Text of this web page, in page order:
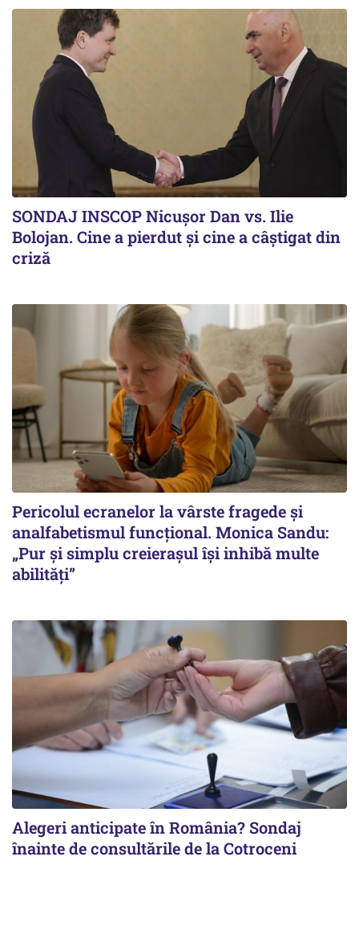
SONDAJ INSCOP Nicușor Dan vs. Ilie
Bolojan. Cine a pierdut și cine a câștigat din
criză
Pericolul ecranelor la vârste fragede și
analfabetismul funcțional. Monica Sandu:
„Pur și simplu creierașul își inhibă multe
abilități”
Alegeri anticipate în România? Sondaj
înainte de consultările de la Cotroceni